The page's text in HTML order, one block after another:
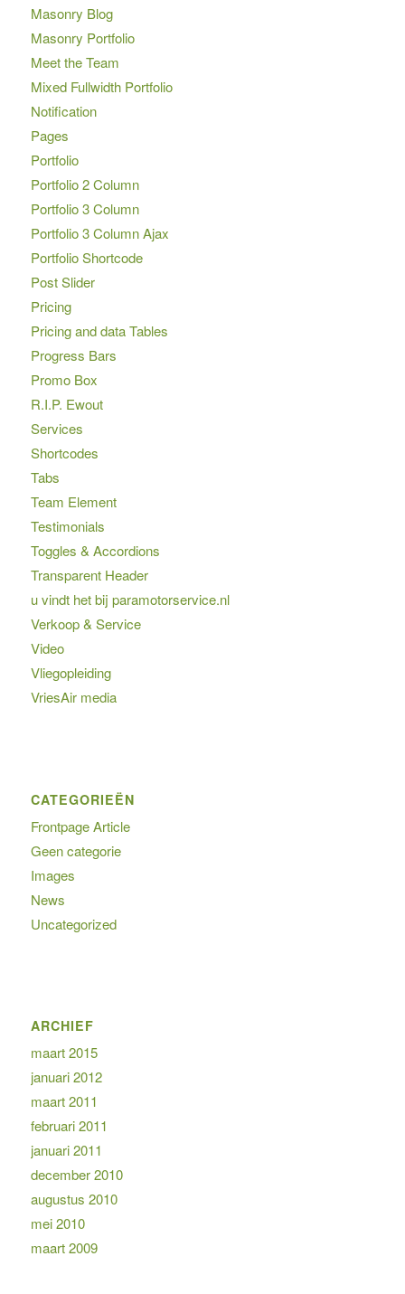
Masonry Blog
Masonry Portfolio
Meet the Team
Mixed Fullwidth Portfolio
Notification
Pages
Portfolio
Portfolio 2 Column
Portfolio 3 Column
Portfolio 3 Column Ajax
Portfolio Shortcode
Post Slider
Pricing
Pricing and data Tables
Progress Bars
Promo Box
R.I.P. Ewout
Services
Shortcodes
Tabs
Team Element
Testimonials
Toggles & Accordions
Transparent Header
u vindt het bij paramotorservice.nl
Verkoop & Service
Video
Vliegopleiding
VriesAir media
CATEGORIEËN
Frontpage Article
Geen categorie
Images
News
Uncategorized
ARCHIEF
maart 2015
januari 2012
maart 2011
februari 2011
januari 2011
december 2010
augustus 2010
mei 2010
maart 2009